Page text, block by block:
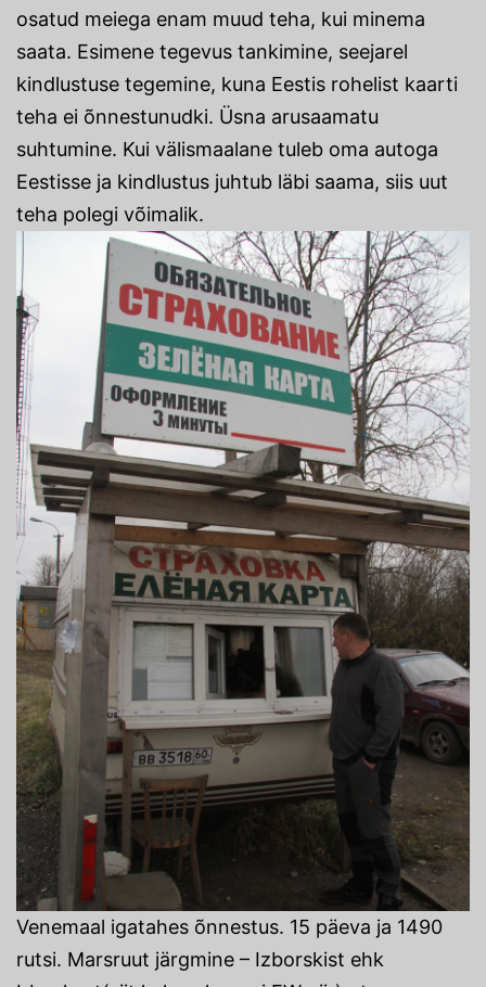
osatud meiega enam muud teha, kui minema
saata. Esimene tegevus tankimine, seejarel
kindlustuse tegemine, kuna Eestis rohelist kaarti
teha ei õnnestunudki. Üsna arusaamatu
suhtumine. Kui välismaalane tuleb oma autoga
Eestisse ja kindlustus juhtub läbi saama, siis uut
teha polegi võimalik.
Venemaal igatahes õnnestus. 15 päeva ja 1490
rutsi. Marsruut järgmine – Izborskist ehk